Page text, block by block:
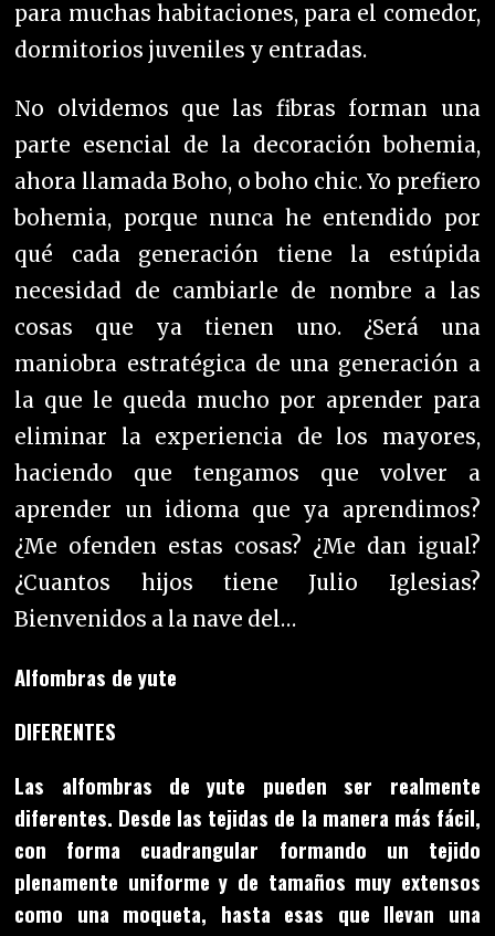
para muchas habitaciones, para el comedor,
dormitorios juveniles y entradas.
No olvidemos que las fibras forman una
parte esencial de la decoración bohemia,
ahora llamada Boho, o boho chic. Yo prefiero
bohemia, porque nunca he entendido por
qué cada generación tiene la estúpida
necesidad de cambiarle de nombre a las
cosas que ya tienen uno. ¿Será una
maniobra estratégica de una generación a
la que le queda mucho por aprender para
eliminar la experiencia de los mayores,
haciendo que tengamos que volver a
aprender un idioma que ya aprendimos?
¿Me ofenden estas cosas? ¿Me dan igual?
¿Cuantos hijos tiene Julio Iglesias?
Bienvenidos a la nave del…
Alfombras de yute
DIFERENTES
Las alfombras de yute pueden ser realmente
diferentes. Desde las tejidas de la manera más fácil,
con forma cuadrangular formando un tejido
plenamente uniforme y de tamaños muy extensos
como una moqueta, hasta esas que llevan una